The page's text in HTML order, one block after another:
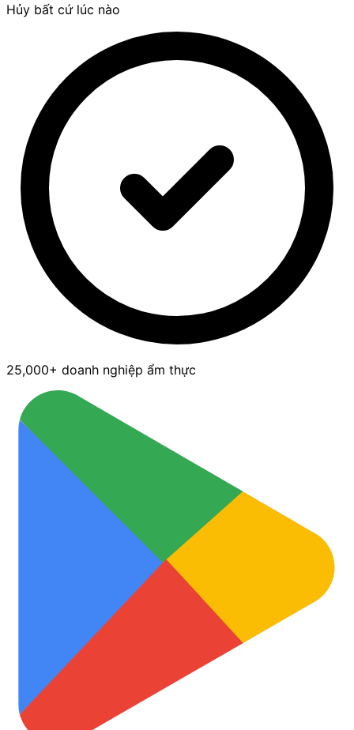
Hủy bất cứ lúc nào
25,000+ doanh nghiệp ẩm thực